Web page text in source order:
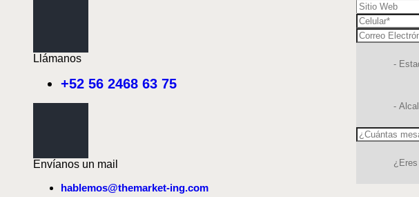
Llámanos
+52 56 2468 63 75
Envíanos un mail
hablemos@themarket-ing.com